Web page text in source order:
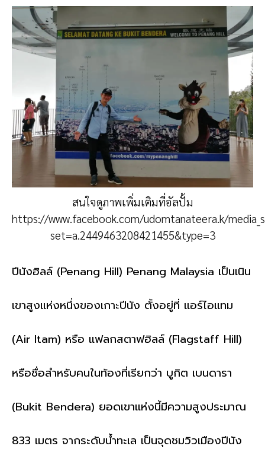
สนใจดูภาพเพิ่มเติมที่อัลปั้ม
https://www.facebook.com/udomtanateera.k/
set=a.2449463208421455&type=3
ปีนังฮิลล์ (Penang Hill) Penang Malaysia เป็นเนิน
เขาสูงแห่งหนึ่งของเกาะปีนัง ตั้งอยู่ที่ แอร์ไอแทม
(Air Itam) หรือ แฟลกสตาฟฮิลล์ (Flagstaff Hill)
หรือชื่อสำหรับคนในท้องที่เรียกว่า บูกิต เบนดารา
(Bukit Bendera) ยอดเขาแห่งนี้มีความสูงประมาณ
833 เมตร จากระดับน้ำทะเล เป็นจุดชมวิวเมืองปีนัง